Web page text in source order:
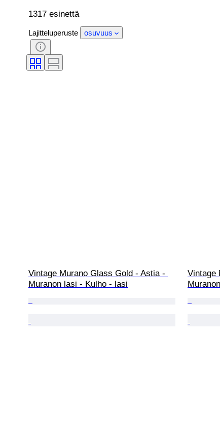
1317 esinettä
Lajitteluperuste osuvuus
Vintage Murano Glass Gold - Astia -
Muranon lasi - Kulho - lasi
Vintage